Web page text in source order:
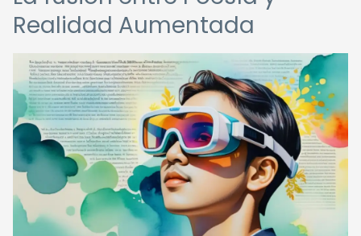
Realidad Aumentada